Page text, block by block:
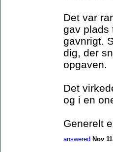
Det var
gav plads
gavnrigt.
dig, der
opgaven.
Det
og i en
Generelt
answered Nov